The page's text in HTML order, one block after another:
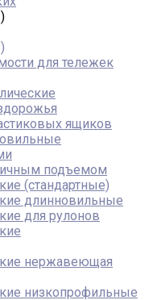
для тележек
ящиков
подъемом
(стандартные)
длинновильные
для рулонов
нержавеющая
низкопрофильные